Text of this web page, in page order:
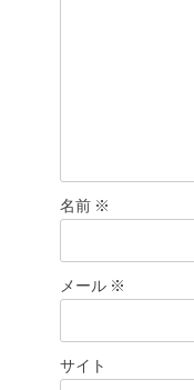
名前 ※
メール ※
サイト